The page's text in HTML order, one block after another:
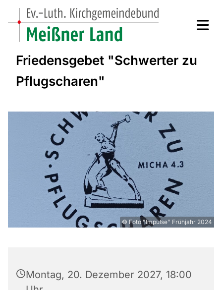
Friedensgebet "Schwerter zu
Pflugscharen"
© Foto "Impulse" Frühjahr 2024
Montag, 20. Dezember 2027, 18:00